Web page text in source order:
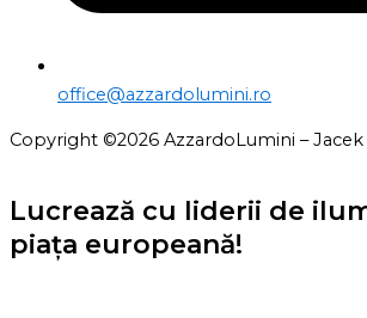
office@azzardolumini.ro
Copyright ©2026 AzzardoLumini –
Lucrează cu liderii de
piața europeană!